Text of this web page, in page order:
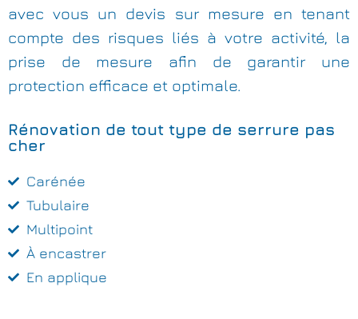
avec vous un devis sur mesure en tenant
compte des risques liés à votre activité, la
prise de mesure afin de garantir une
protection efficace et optimale.
Rénovation de tout type de serrure pas
cher
Carénée
Tubulaire
Multipoint
À encastrer
En applique